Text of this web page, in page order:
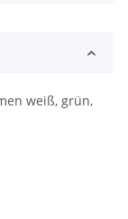
weiß, grün,